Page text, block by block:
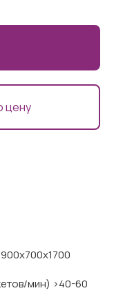
цену
мин) >40-60